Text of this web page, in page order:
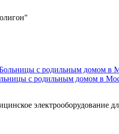
с родильным домом в
электрооборудование